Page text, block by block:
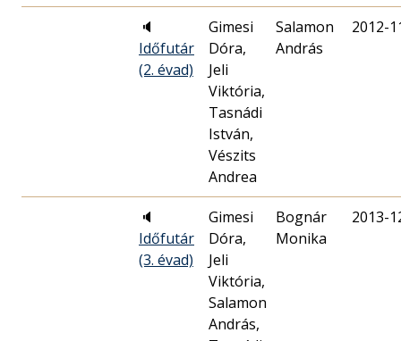
🔈
Időfutár
(2. évad)
Gimesi
Dóra,
Jeli
Viktória,
Tasnádi
István,
Vészits
Andrea
Salamon
András
2012-
🔈
Időfutár
(3. évad)
Gimesi
Dóra,
Jeli
Viktória,
Salamon
András,
Bognár
Monika
2013-